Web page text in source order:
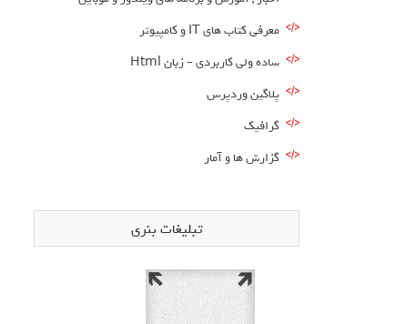
معرفی کتاب های IT و کامپیوتر
ساده ولی کاربردی – زبان Html
پلاگین وردپرس
گرافیک
گزارش ها و آمار
تبلیغات بنری